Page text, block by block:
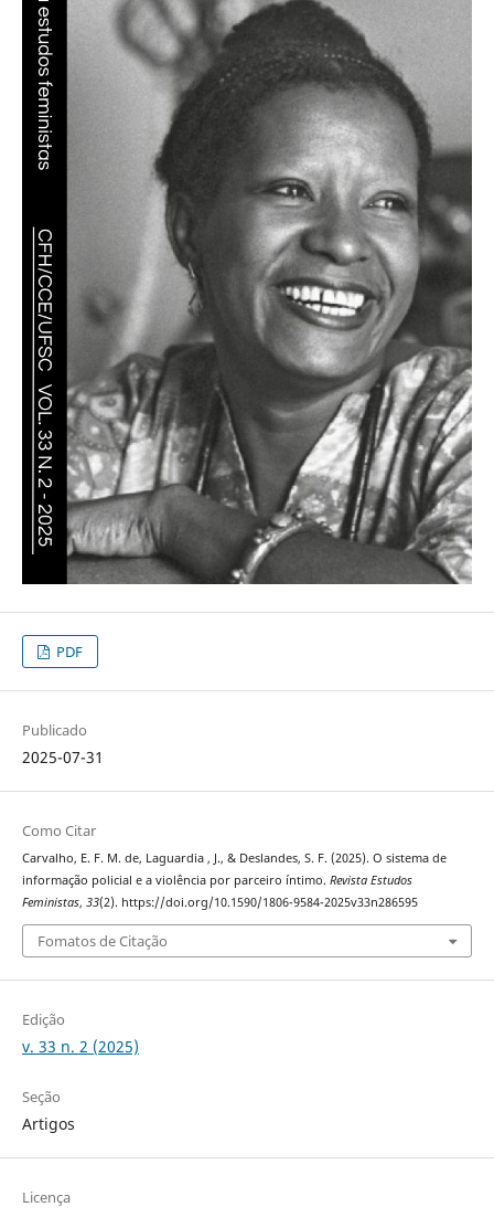
PDF
Publicado
2025-07-31
Como Citar
Carvalho, E. F. M. de, Laguardia , J., & Deslandes, S. F. (2025). O sistema de
informação policial e a violência por parceiro íntimo. Revista Estudos
Feministas, 33(2). https://doi.org/10.1590/1806-9584-2025v33n286595
Fomatos de Citação
Edição
v. 33 n. 2 (2025)
Seção
Artigos
Licença